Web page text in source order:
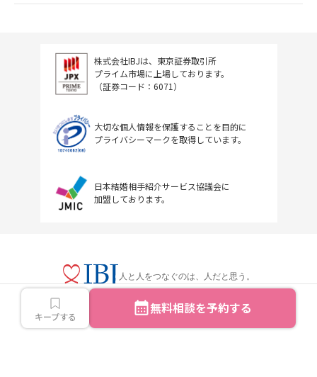
キープする 無料相談を予約する
株式会社IBJは、東京証券取引所
プライム市場に上場しております。
（証券コード：6071）
大切な個人情報を保護することを目的に
プライバシーマークを取得しています。
日本結婚相手紹介サービス協議会に
加盟しております。
人と人をつなぐのは、人だと思う。